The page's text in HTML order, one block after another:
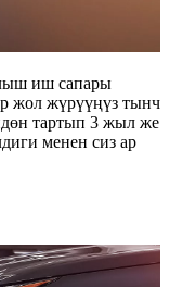
иш сапары
жол жүрүүңүз тынч
тартып 3 жыл же
менен сиз ар